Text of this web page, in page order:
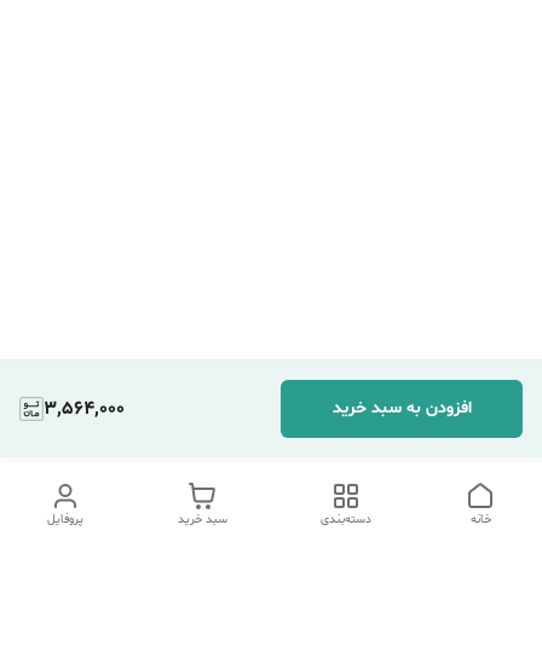
3,564,000 افزودن به سبد خرید
پروفایل سبد خرید دسته‌بندی خانه